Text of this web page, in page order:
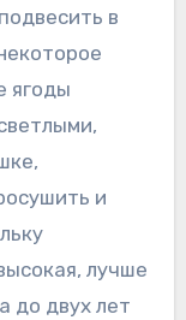
в
ягоды
и
лучше
до двух лет